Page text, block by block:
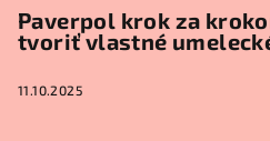
Paverpol krok za
tvoriť vlastné
11.10.2025